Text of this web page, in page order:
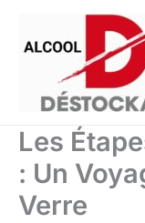
contenu
Les
: Un
Verre